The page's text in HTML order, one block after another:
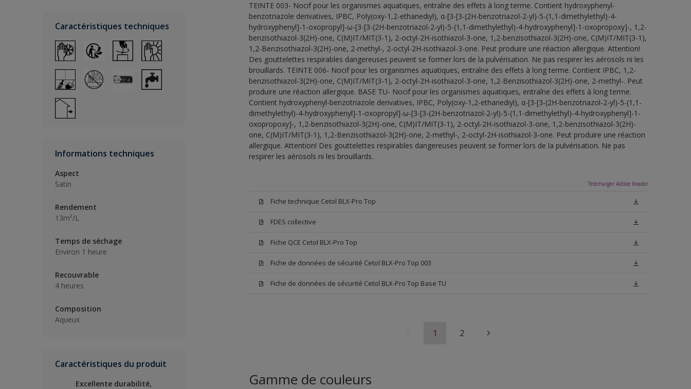
Caractéristiques techniques
Informations techniques
Aspect
Satin
Rendement
13m²/L
Temps de séchage
Environ 1 heure
Recouvrable
4 heures
Composition
Aqueux
Caractéristiques du produit
Excellente durabilité,
TEINTE 003- Nocif pour les organismes aquatiques, entraîne des effets à long terme. Contient hydroxyphenyl-
benzotriazole derivatives, IPBC, Poly(oxy-1,2-ethanediyl), α-[3-[3-(2H-benzotriazol-2-yl)-5-(1,1-dimethylethyl)-4-
hydroxyphenyl]-1-oxopropyl]-ω-[3-[3-(2H-benzotriazol-2-yl)-5-(1,1-dimethylethyl)-4-hydroxyphenyl]-1-oxopropoxy]-, 1,2-
benzisothiazol-3(2H)-one, C(M)IT/MIT(3-1), 2-octyl-2H-isothiazol-3-one, 1,2-benzisothiazol-3(2H)-one, C(M)IT/MIT(3-1),
1,2-Benzisothiazol-3(2H)-one, 2-methyl-, 2-octyl-2H-isothiazol-3-one. Peut produire une réaction allergique. Attention!
Des gouttelettes respirables dangereuses peuvent se former lors de la pulvérisation. Ne pas respirer les aérosols ni les
brouillards. TEINTE 006- Nocif pour les organismes aquatiques, entraîne des effets à long terme. Contient IPBC, 1,2-
benzisothiazol-3(2H)-one, C(M)IT/MIT(3-1), 2-octyl-2H-isothiazol-3-one, 1,2-Benzisothiazol-3(2H)-one, 2-methyl-. Peut
produire une réaction allergique. BASE TU- Nocif pour les organismes aquatiques, entraîne des effets à long terme.
Contient hydroxyphenyl-benzotriazole derivatives, IPBC, Poly(oxy-1,2-ethanediyl), α-[3-[3-(2H-benzotriazol-2-yl)-5-(1,1-
dimethylethyl)-4-hydroxyphenyl]-1-oxopropyl]-ω-[3-[3-(2H-benzotriazol-2-yl)-5-(1,1-dimethylethyl)-4-hydroxyphenyl]-1-
oxopropoxy]-, 1,2-benzisothiazol-3(2H)-one, C(M)IT/MIT(3-1), 2-octyl-2H-isothiazol-3-one, 1,2-benzisothiazol-3(2H)-
one, C(M)IT/MIT(3-1), 1,2-Benzisothiazol-3(2H)-one, 2-methyl-, 2-octyl-2H-isothiazol-3-one. Peut produire une réaction
allergique. Attention! Des gouttelettes respirables dangereuses peuvent se former lors de la pulvérisation. Ne pas
respirer les aérosols ni les brouillards.
Télécharger Adobe Reader
Fiche technique Cetol BLX-Pro Top
FDES collective
Fiche QCE Cetol BLX-Pro Top
Fiche de données de sécurité Cetol BLX-Pro Top 003
Fiche de données de sécurité Cetol BLX-Pro Top Base TU
1 2
Gamme de couleurs